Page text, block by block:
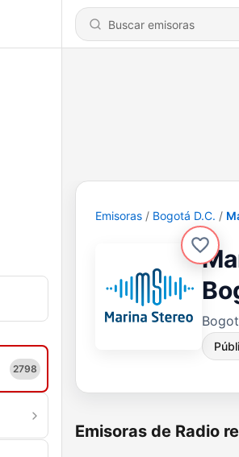
2798
Emisoras Bogotá D.C.
Emisoras de Radio